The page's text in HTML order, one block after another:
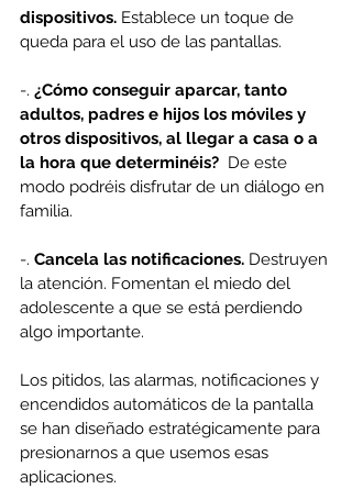
dispositivos. Establece un toque de
queda para el uso de las pantallas.
-. ¿Cómo conseguir aparcar, tanto
adultos, padres e hijos los móviles y
otros dispositivos, al llegar a casa o a
la hora que determinéis? De este
modo podréis disfrutar de un diálogo en
familia.
-. Cancela las notificaciones. Destruyen
la atención. Fomentan el miedo del
adolescente a que se está perdiendo
algo importante.
Los pitidos, las alarmas, notificaciones y
encendidos automáticos de la pantalla
se han diseñado estratégicamente para
presionarnos a que usemos esas
aplicaciones.